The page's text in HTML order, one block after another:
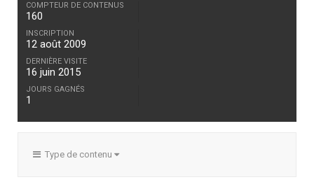
COMPTEUR DE CONTENUS
160
INSCRIPTION
12 août 2009
DERNIÈRE VISITE
16 juin 2015
JOURS GAGNÉS
1
Type de contenu